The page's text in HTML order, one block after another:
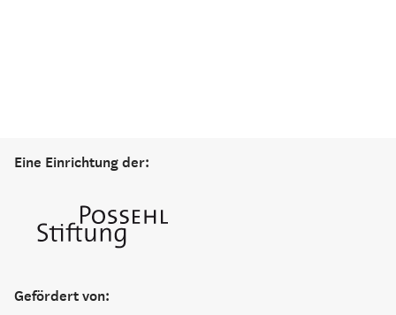
Eine Einrichtung der:
Gefördert von: